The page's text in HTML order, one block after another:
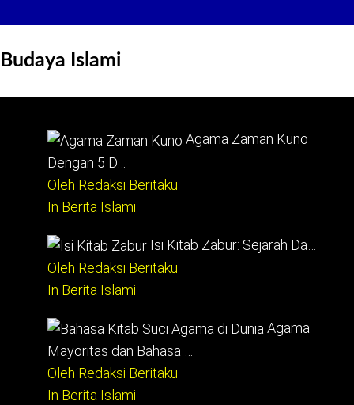
Budaya Islami
Agama Zaman Kuno
Dengan 5 D…
Oleh Redaksi Beritaku
In Berita Islami
Isi Kitab Zabur: Sejarah Da…
Oleh Redaksi Beritaku
In Berita Islami
Agama
Mayoritas dan Bahasa …
Oleh Redaksi Beritaku
In Berita Islami